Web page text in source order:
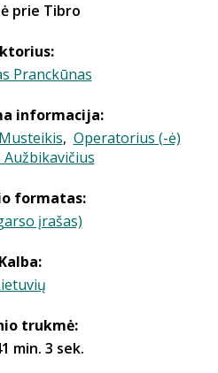
prie Tibro
Pranckūnas
informacija:
, Operatorius (-ė)
formatas:
įrašas)
Kalba:
trukmė:
min. 3 sek.